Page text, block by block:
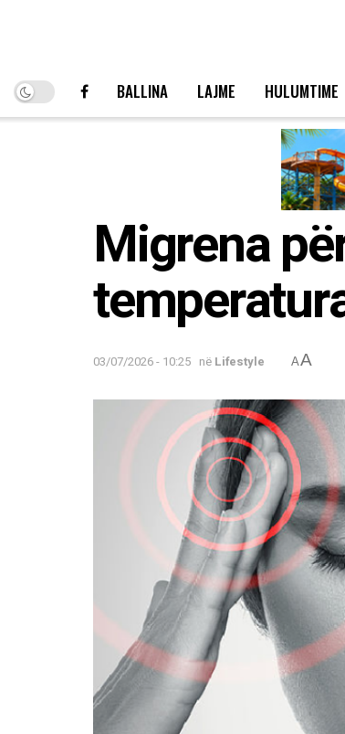
BALLINA LAJME HULUMTIME
Migrena
03/07/2026 - 10:25 në Lifestyle AA